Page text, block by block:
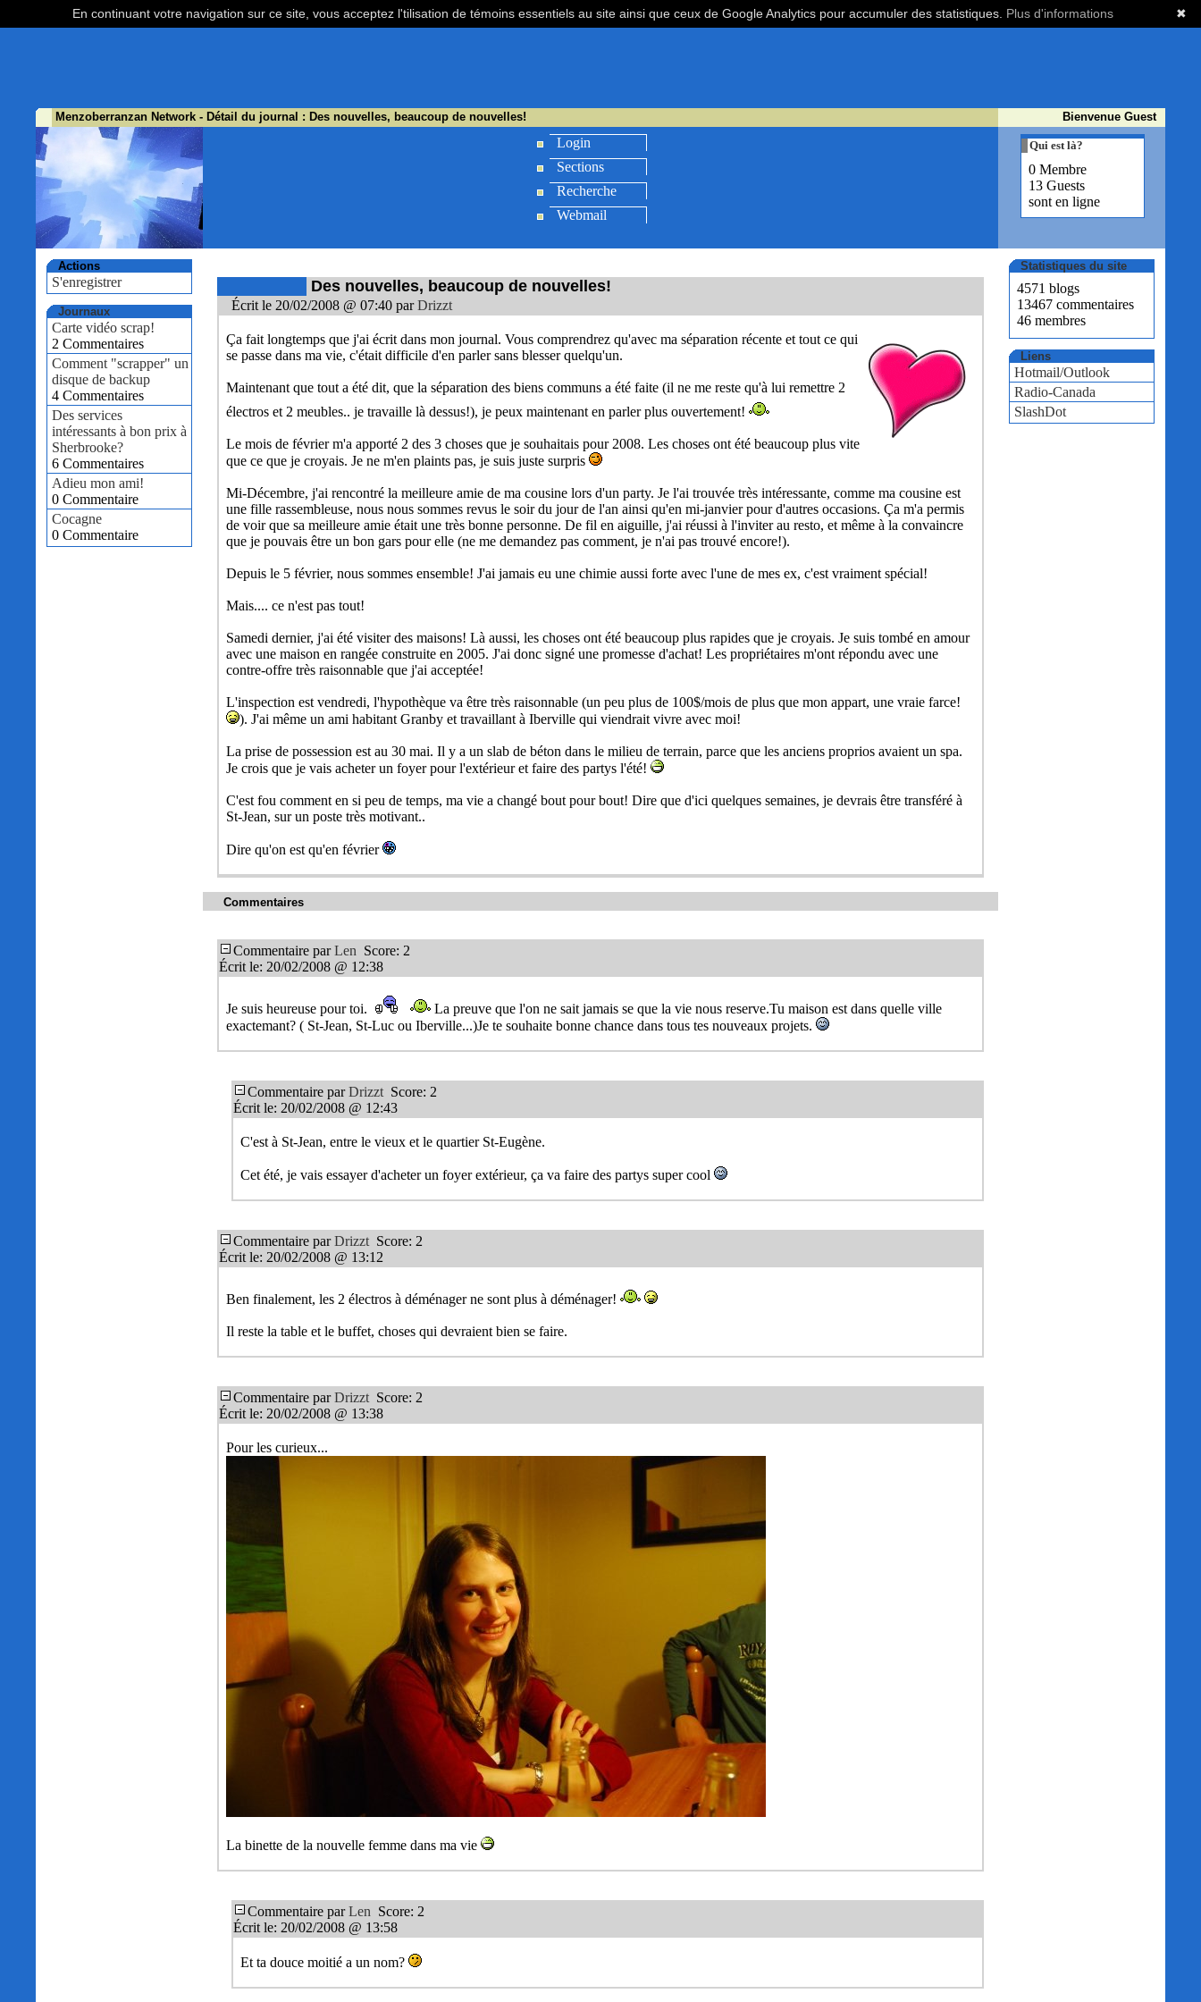
Menzoberranzan Network - Détail du journal : Des nouvelles, beaucoup de nouvelles! Bienvenue Guest
Actions
S'enregistrer
Journaux
Carte vidéo scrap!
2 Commentaires
Comment "scrapper" un
disque de backup
4 Commentaires
Des services
intéressants à bon prix à
Sherbrooke?
6 Commentaires
Adieu mon ami!
0 Commentaire
Cocagne
0 Commentaire
Qui est là?
0 Membre
13 Guests
sont en ligne
Statistiques du site
4571 blogs
13467 commentaires
46 membres
Liens
Hotmail/Outlook
Radio-Canada
SlashDot
Login
Sections
Recherche
Webmail
Des nouvelles, beaucoup de nouvelles!
Écrit le 20/02/2008 @ 07:40 parDrizzt
Ça fait longtemps que j'ai écrit dans mon journal. Vous comprendrez qu'avec ma séparation récente et tout ce qui
se passe dans ma vie, c'était difficile d'en parler sans blesser quelqu'un.
Maintenant que tout a été dit, que la séparation des biens communs a été faite (il ne me reste qu'à lui remettre 2
électros et 2 meubles.. je travaille là dessus!), je peux maintenant en parler plus ouvertement!
Le mois de février m'a apporté 2 des 3 choses que je souhaitais pour 2008. Les choses ont été beaucoup plus vite
que ce que je croyais. Je ne m'en plaints pas, je suis juste surpris
Mi-Décembre, j'ai rencontré la meilleure amie de ma cousine lors d'un party. Je l'ai trouvée très intéressante, comme ma cousine est
une fille rassembleuse, nous nous sommes revus le soir du jour de l'an ainsi qu'en mi-janvier pour d'autres occasions. Ça m'a permis
de voir que sa meilleure amie était une très bonne personne. De fil en aiguille, j'ai réussi à l'inviter au resto, et même à la convaincre
que je pouvais être un bon gars pour elle (ne me demandez pas comment, je n'ai pas trouvé encore!).
Depuis le 5 février, nous sommes ensemble! J'ai jamais eu une chimie aussi forte avec l'une de mes ex, c'est vraiment spécial!
Mais.... ce n'est pas tout!
Samedi dernier, j'ai été visiter des maisons! Là aussi, les choses ont été beaucoup plus rapides que je croyais. Je suis tombé en amour
avec une maison en rangée construite en 2005. J'ai donc signé une promesse d'achat! Les propriétaires m'ont répondu avec une
contre-offre très raisonnable que j'ai acceptée!
L'inspection est vendredi, l'hypothèque va être très raisonnable (un peu plus de 100$/mois de plus que mon appart, une vraie farce!
). J'ai même un ami habitant Granby et travaillant à Iberville qui viendrait vivre avec moi!
La prise de possession est au 30 mai. Il y a un slab de béton dans le milieu de terrain, parce que les anciens proprios avaient un spa.
Je crois que je vais acheter un foyer pour l'extérieur et faire des partys l'été!
C'est fou comment en si peu de temps, ma vie a changé bout pour bout! Dire que d'ici quelques semaines, je devrais être transféré à
St-Jean, sur un poste très motivant..
Dire qu'on est qu'en février
Commentaires
Commentaire parLen Score: 2
Écrit le: 20/02/2008 @ 12:38
Je suis heureuse pour toi.
La preuve que l'on ne sait jamais se que la vie nous reserve.Tu maison est dans quelle ville
exactemant? ( St-Jean, St-Luc ou Iberville...)Je te souhaite bonne chance dans tous tes nouveaux projets.
Commentaire parDrizzt Score: 2
Écrit le: 20/02/2008 @ 12:43
C'est à St-Jean, entre le vieux et le quartier St-Eugène.
Cet été, je vais essayer d'acheter un foyer extérieur, ça va faire des partys super cool
Commentaire parDrizzt Score: 2
Écrit le: 20/02/2008 @ 13:12
Ben finalement, les 2 électros à déménager ne sont plus à déménager!
Il reste la table et le buffet, choses qui devraient bien se faire.
Commentaire parDrizzt Score: 2
Écrit le: 20/02/2008 @ 13:38
Pour les curieux...
La binette de la nouvelle femme dans ma vie
Commentaire parLen Score: 2
Écrit le: 20/02/2008 @ 13:58
Et ta douce moitié a un nom?
✖
En continuant votre navigation sur ce site, vous acceptez l'tilisation de témoins essentiels au site ainsi que ceux de Google Analytics pour accumuler des statistiques. Plus d'informations